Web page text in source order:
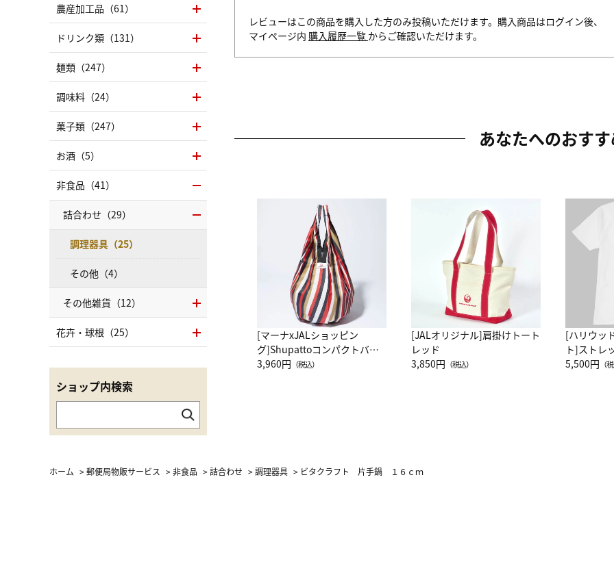
レビューはこの商品を購入した方のみ投稿いただけます。購入商品はログイン後、
マイページ内 購入履歴一覧 からご確認いただけます。
あなたへのおす
[マーナxJALショッピン
グ]Shupattoコンパクトバッ
グ Drop JAL客室乗務員
3,960円 （税込）
[JALオリジナル]肩掛けトート
レッド
3,850円 （税込）
[ハリウッ
ト]ストレ
ーネック
5,500円 （
農産加工品（61）
ドリンク類（131）
麺類（247）
調味料（24）
菓子類（247）
お酒（5）
非食品（41）
詰合わせ（29）
調理器具（25）
その他（4）
その他雑貨（12）
花卉・球根（25）
ショップ内検索
ホーム >郵便局物販サービス >非食品 >詰合わせ >調理器具 > ビタクラフト 片手鍋 １６ｃｍ